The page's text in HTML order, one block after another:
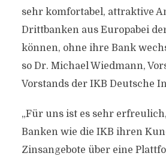
sehr komfortabel, attraktive
Drittbanken aus Europabei
können, ohne ihre Bank
so Dr. Michael Wiedmann,
Vorstands der IKB Deutsche
„Für uns ist es sehr
Banken wie die IKB ihren
Zinsangebote über eine